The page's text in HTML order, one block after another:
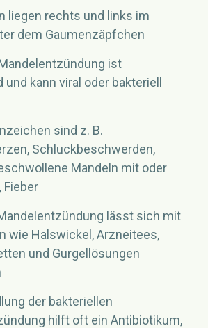
liegen rechts und links im
dem Gaumenzäpfchen
ist
kann viral oder bakteriell
sind z. B.
Schluckbeschwerden,
Mandeln mit oder
Fieber
lässt sich mit
wie Halswickel, Arzneitees,
und Gurgellösungen
der bakteriellen
hilft oft ein Antibiotikum,